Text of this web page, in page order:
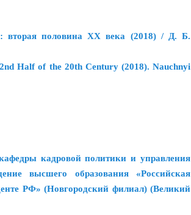
вторая половина ХХ века (2018) / Д. Б.
Half of the 20th Century (2018). Nauchnyi
кадровой политики и управления
высшего образования «Российская
РФ» (Новгородский филиал) (Великий